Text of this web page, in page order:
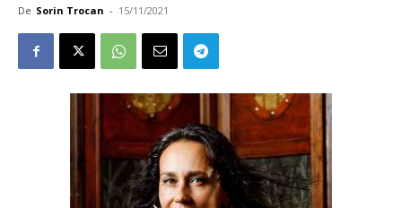
De Sorin Trocan - 15/11/2021